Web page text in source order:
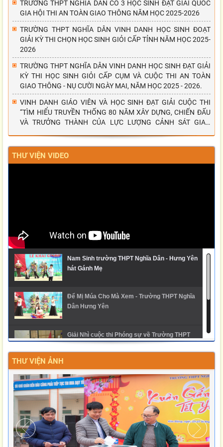
TRƯỜNG THPT NGHĨA DÂN CÓ 3 HỌC SINH ĐẠT GIẢI QUỐC
GIA HỘI THI AN TOÀN GIAO THÔNG NĂM HỌC 2025-2026
TRƯỜNG THPT NGHĨA DÂN VINH DANH HỌC SINH ĐOẠT
GIẢI KỲ THI CHỌN HỌC SINH GIỎI CẤP TỈNH NĂM HỌC 2025-
2026
TRƯỜNG THPT NGHĨA DÂN VINH DANH HỌC SINH ĐẠT GIẢI
KỲ THI HỌC SINH GIỎI CẤP CỤM VÀ CUỘC THI AN TOÀN
GIAO THÔNG - NỤ CƯỜI NGÀY MAI, NĂM HỌC 2025 - 2026.
VINH DANH GIÁO VIÊN VÀ HỌC SINH ĐẠT GIẢI CUỘC THI
“TÌM HIỂU TRUYỀN THỐNG 80 NĂM XÂY DỰNG, CHIẾN ĐẤU
VÀ TRƯỞNG THÀNH CỦA LỰC LƯỢNG CẢNH SÁT GIAO
THƯ VIỆN VIDEO
Nam Sinh trường THPT Nghĩa Dân - Hưng Yên
hát Gánh Mẹ
Để Mị Múa Cho Mà Xem - Trường THPT Nghĩa
Dân Hưng Yên
Giải Nhì cuộc thi Phóng sự về Trường THPT
Nghĩa Dân
Ngày hội trải nghiệm STEM 2025 - THPT Nghĩa
Dân
THƯ VIỆN ẢNH